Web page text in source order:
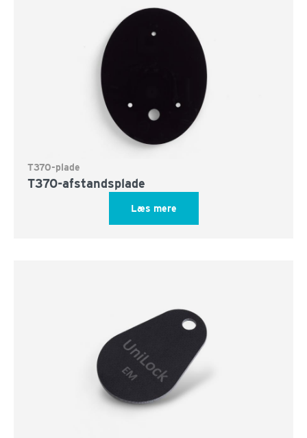
T370-plade
T370-afstandsplade
Læs mere